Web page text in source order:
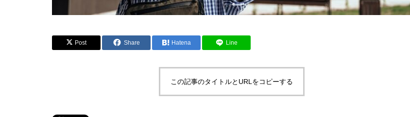
Post Share Hatena Line
この記事のタイトルとURLをコピーする